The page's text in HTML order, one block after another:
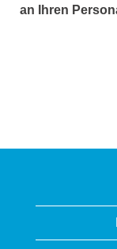
an Ihren